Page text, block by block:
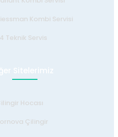
Kombi Servisi
Teknik Servis
Sitelerimiz
Hocası
Çilingir